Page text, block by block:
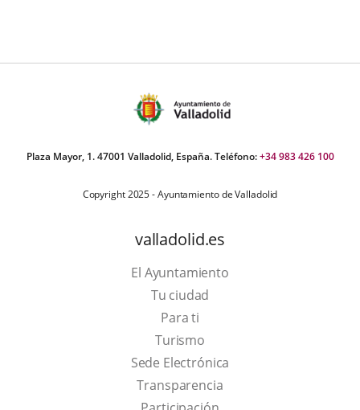
Plaza Mayor, 1. 47001 Valladolid, España. Teléfono:+34 983 426 100
Copyright 2025 - Ayuntamiento de Valladolid
valladolid.es
El Ayuntamiento
Tu ciudad
Para ti
TurismoThis
link
will
Sede Electrónica
Transparencia